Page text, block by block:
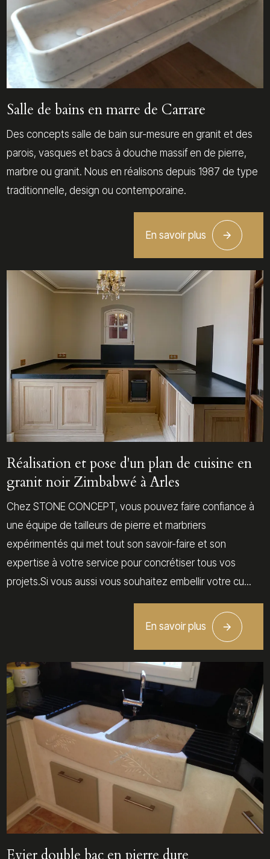
Salle de bains en marre de Carrare
Des concepts salle de bain sur-mesure en granit et des
parois, vasques et bacs à douche massif en de pierre,
marbre ou granit. Nous en réalisons depuis 1987 de type
traditionnelle, design ou contemporaine.
En savoir plus
Réalisation et pose d'un plan de cuisine en
granit noir Zimbabwé à Arles
Chez STONE CONCEPT, vous pouvez faire confiance à
une équipe de tailleurs de pierre et marbriers
expérimentés qui met tout son savoir-faire et son
expertise à votre service pour concrétiser tous vos
projets.Si vous aussi vous souhaitez embellir votre cu...
En savoir plus
Evier double bac en pierre dure